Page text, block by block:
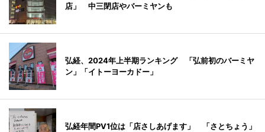
店」 中三閉店やバーミヤンも
弘経、2024年上半期ランキング 「弘前初のバーミヤ
ン」「イトーヨーカドー」
弘経年間PV1位は「店さしあげます」 「さとちょう」